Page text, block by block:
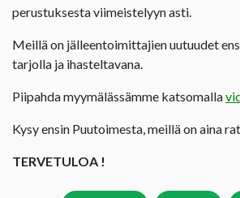
perustuksesta viimeistelyyn asti.
Meillä on jälleentoimittajien uutuudet
tarjolla ja ihasteltavana.
Piipahda myymälässämme katsomalla
Kysy ensin Puutoimesta, meillä on aina
TERVETULOA !